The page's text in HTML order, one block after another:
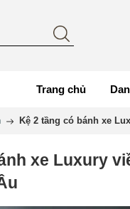
Trang chủ
Kệ 2 tầng có bánh xe
xe Luxury